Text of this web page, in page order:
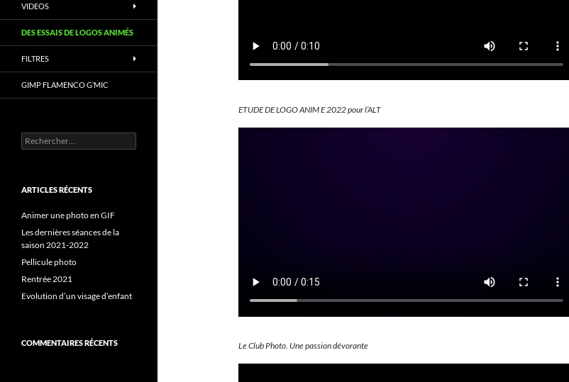
ETUDE DE LOGO ANIM E 2022 pour l’ALT
Le Club Photo. Une passion dévorante
VIDEOS
DES ESSAIS DE LOGOS ANIMÉS
FILTRES
GIMP FLAMENCO G’MIC
Rechercher :
ARTICLES RÉCENTS
Animer une photo en GIF
Les dernières séances de la
saison 2021-2022
Pellicule photo
Rentrée 2021
Evolution d’un visage d’enfant
COMMENTAIRES RÉCENTS